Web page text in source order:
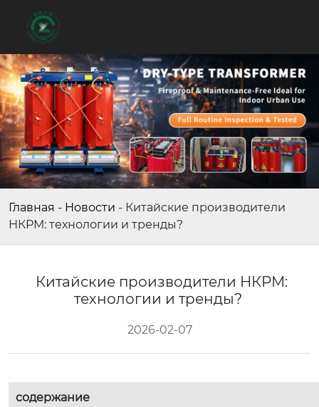
Главная - Новости - Китайские производители
НКРМ: технологии и тренды?
Китайские производители НКРМ:
технологии и тренды?
2026-02-07
содержание